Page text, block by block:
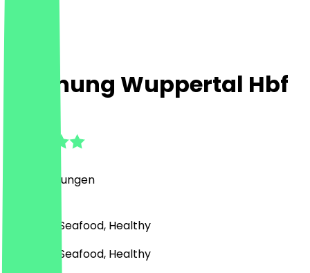
asiahung Wuppertal Hbf
Bewertungen
Asiatisch, Seafood, Healthy
Asiatisch, Seafood, Healthy